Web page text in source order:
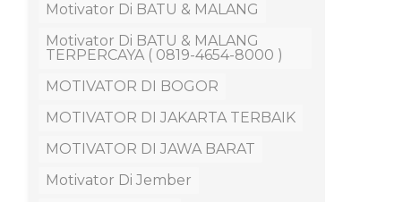
Motivator Di BATU & MALANG
Motivator Di BATU & MALANG
TERPERCAYA ( 0819-4654-8000 )
MOTIVATOR DI BOGOR
MOTIVATOR DI JAKARTA TERBAIK
MOTIVATOR DI JAWA BARAT
Motivator Di Jember